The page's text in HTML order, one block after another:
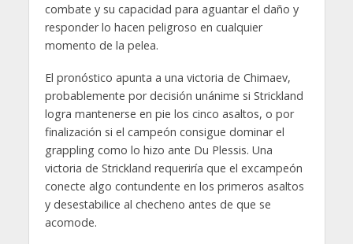
combate y su capacidad para aguantar el daño y
responder lo hacen peligroso en cualquier
momento de la pelea.
El pronóstico apunta a una victoria de Chimaev,
probablemente por decisión unánime si Strickland
logra mantenerse en pie los cinco asaltos, o por
finalización si el campeón consigue dominar el
grappling como lo hizo ante Du Plessis. Una
victoria de Strickland requeriría que el excampeón
conecte algo contundente en los primeros asaltos
y desestabilice al checheno antes de que se
acomode.